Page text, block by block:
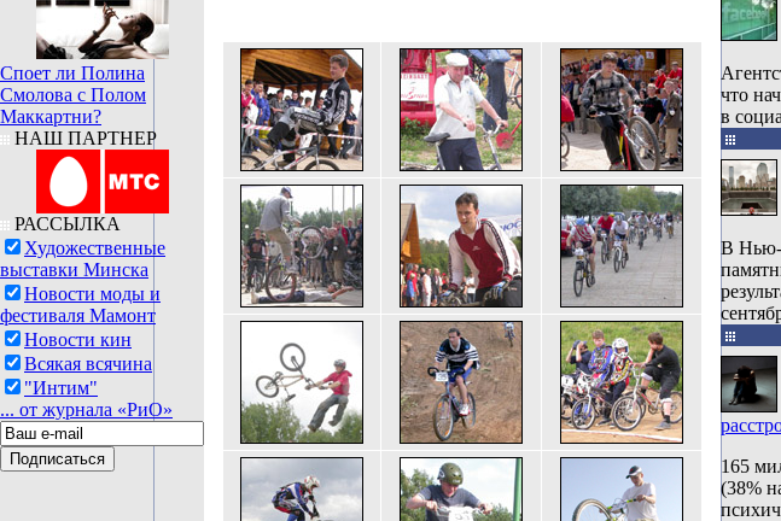
Споет ли Полина
Смолова с Полом
Маккартни?
НАШ ПАРТНЕР
РАССЫЛКА
Художественные
выставки Минска
Новости моды и
фестиваля Мамонт
Новости кин
Всякая всячина
"Интим"
... от журнала «РиО»
что
в
В Нью-
165
(38%